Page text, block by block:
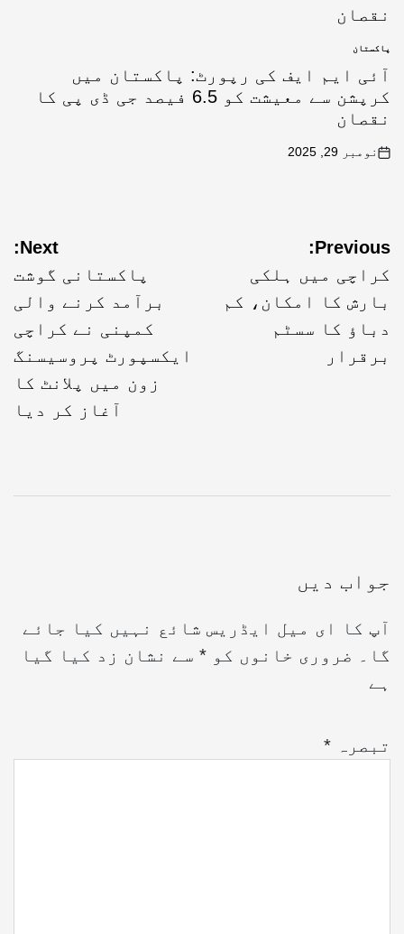
پاکستان
آئی ایم ایف کی رپورٹ: پاکستان میں
کرپشن سے معیشت کو 6.5 فیصد جی ڈی پی کا
نقصان
نومبر 29, 2025
Previous:
کراچی میں ہلکی
بارش کا امکان، کم
دباؤ کا سسٹم
برقرار
Next:
پاکستانی گوشت
برآمد کرنے والی
کمپنی نے کراچی
ایکسپورٹ پروسیسنگ
زون میں پلانٹ کا
آغاز کر دیا
جواب دیں
آپ کا ای میل ایڈریس شائع نہیں کیا جائے
گا۔
ضروری خانوں کو * سے نشان زد کیا گیا
ہے
تبصرہ *